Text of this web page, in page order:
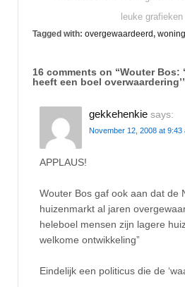
leuke grafieken
Tagged with: overgewaardeerd,
16 comments on “Wouter Bos:
heeft een boel overwaardering’
gekkehenkie says:
November 12, 2008 at 9:43
APPLAUS!
Wouter Bos gaf ook aan dat de
huizenmarkt al jaren
heleboel mensen zijn lagere
welkome ontwikkeling”
Eindelijk een politicus die de